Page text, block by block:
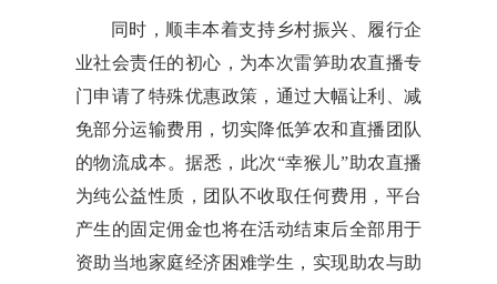
同时，顺丰本着支持乡村振兴、履行企
业社会责任的初心，为本次雷笋助农直播专
门申请了特殊优惠政策，通过大幅让利、减
免部分运输费用，切实降低笋农和直播团队
的物流成本。据悉，此次“幸猴儿”助农直播
为纯公益性质，团队不收取任何费用，平台
产生的固定佣金也将在活动结束后全部用于
资助当地家庭经济困难学生，实现助农与助